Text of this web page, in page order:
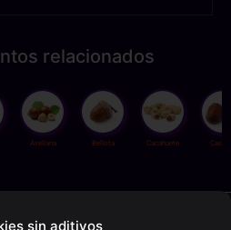
sin aditivos
relacionados
Avellana Bellota Cacahuete